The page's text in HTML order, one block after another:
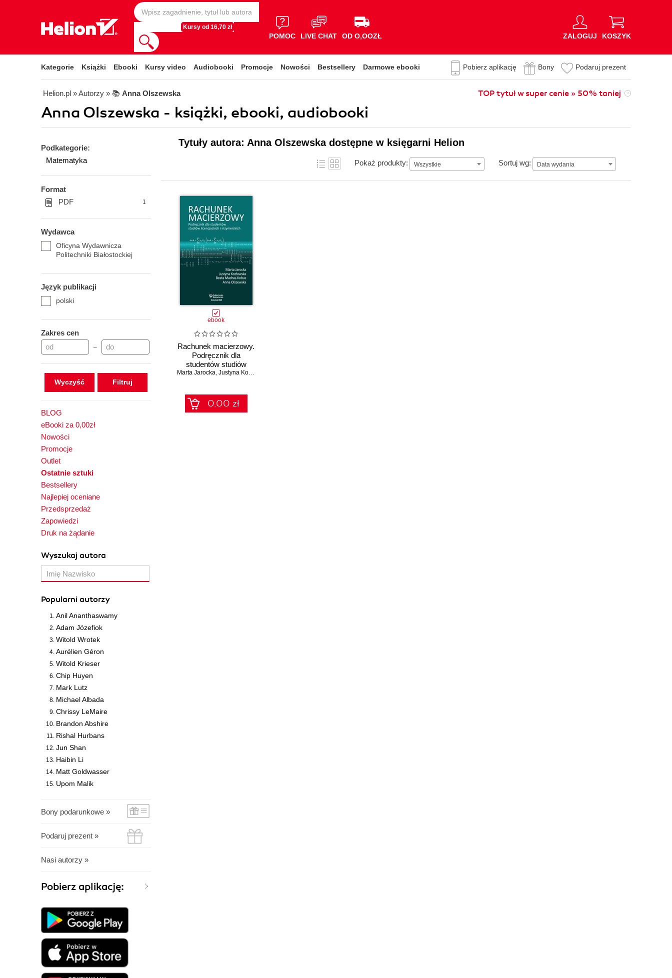
Kursy od 16,70 zł
POMOC LIVE CHAT OD O,OOZŁ ZALOGUJ KOSZYK
Kategorie Książki Ebooki Kursy video Audiobooki Promocje Nowości Bestsellery Darmowe ebooki Pobierz aplikację Bony Podaruj prezent
Helion.pl » Autorzy » 📚 Anna Olszewska TOP tytuł w super cenie » 50% taniej
Anna Olszewska - książki, ebooki, audiobooki
Podkategorie:
Matematyka
Format
PDF
1
Wydawca
Oficyna Wydawnicza
Politechniki Białostockiej
Język publikacji
polski
Zakres cen
–
Wyczyść
BLOG
eBooki za 0,00zł
Nowości
Promocje
Outlet
Ostatnie sztuki
Bestsellery
Najlepiej oceniane
Przedsprzedaż
Zapowiedzi
Druk na żądanie
Wyszukaj autora
Popularni autorzy
Anil Ananthaswamy
Adam Józefiok
Witold Wrotek
Aurélien Géron
Witold Krieser
Chip Huyen
Mark Lutz
Michael Albada
Chrissy LeMaire
Brandon Abshire
Rishal Hurbans
Jun Shan
Haibin Li
Matt Goldwasser
Upom Malik
Bony podarunkowe »
Podaruj prezent »
Nasi autorzy »
Pobierz aplikację:
Tytuły autora: Anna Olszewska dostępne w księgarni Helion
Pokaż produkty: Wszystkie Sortuj wg: Data wydania
Data wydania
ebook
Rachunek macierzowy.
Podręcznik dla
studentów studiów
licencjackich i
Marta Jarocka, Justyna Kozłowska
0.00 zł